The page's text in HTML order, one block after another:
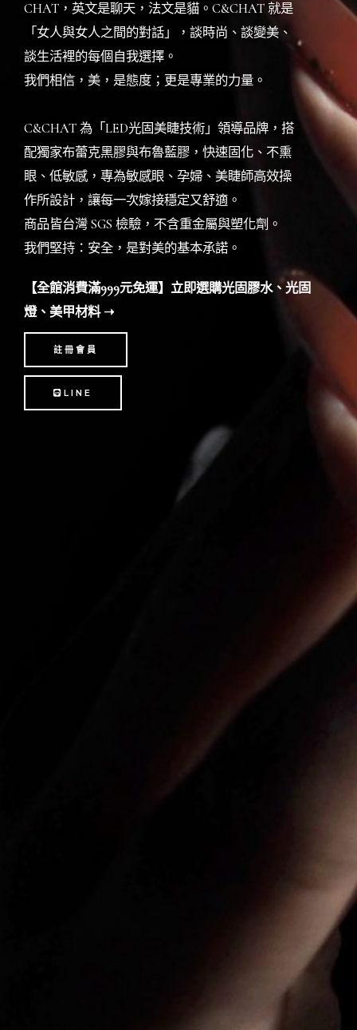
CHAT，英文是聊天，法文是貓。C&CHAT 就是
「女人與女人之間的對話」，談時尚、談變美、
談生活裡的每個自我選擇。
我們相信，美，是態度；更是專業的力量。
C&CHAT 為「LED光固美睫技術」領導品牌，搭
配獨家布蕾克黑膠與布魯藍膠，快速固化、不熏
眼、低敏感，專為敏感眼、孕婦、美睫師高效操
作所設計，讓每一次嫁接穩定又舒適。
商品皆台灣 SGS 檢驗，不含重金屬與塑化劑。
我們堅持：安全，是對美的基本承諾。
【全館消費滿999元免運】立即選購光固膠水、光固
燈、美甲材料 ➝
註冊會員
LINE